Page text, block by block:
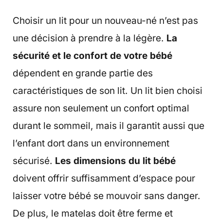
Choisir un lit pour un nouveau-né n’est pas
une décision à prendre à la légère. La
sécurité et le confort de votre bébé
dépendent en grande partie des
caractéristiques de son lit. Un lit bien choisi
assure non seulement un confort optimal
durant le sommeil, mais il garantit aussi que
l’enfant dort dans un environnement
sécurisé. Les dimensions du lit bébé
doivent offrir suffisamment d’espace pour
laisser votre bébé se mouvoir sans danger.
De plus, le matelas doit être ferme et